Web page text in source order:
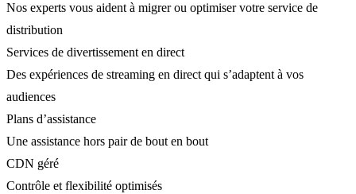
Nos experts vous aident à migrer ou optimiser votre service de
distribution
Services de divertissement en direct
Des expériences de streaming en direct qui s’adaptent à vos
audiences
Plans d’assistance
Une assistance hors pair de bout en bout
CDN géré
Contrôle et flexibilité optimisés